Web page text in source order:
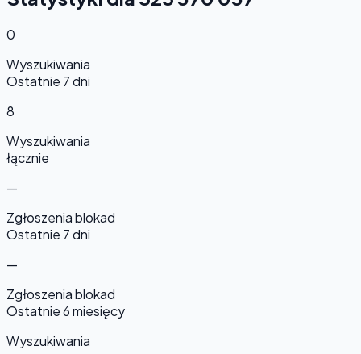
0
Wyszukiwania
Ostatnie 7 dni
8
Wyszukiwania
łącznie
—
Zgłoszenia blokad
Ostatnie 7 dni
—
Zgłoszenia blokad
Ostatnie 6 miesięcy
Wyszukiwania